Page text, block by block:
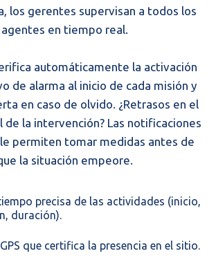
los gerentes supervisan a todos los
agentes en tiempo real.
automáticamente la activación
de alarma al inicio de cada misión y
en caso de olvido. ¿Retrasos en el
de la intervención? Las notificaciones
permiten tomar medidas antes de
la situación empeore.
precisa de las actividades (inicio,
duración).
que certifica la presencia en el sitio.